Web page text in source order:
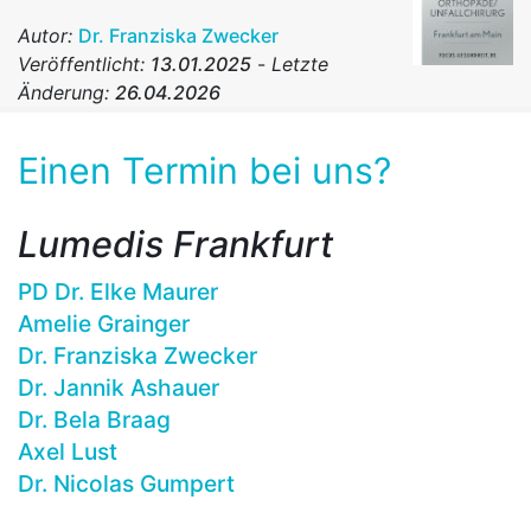
Autor: Dr. Franziska Zwecker
Veröffentlicht: 13.01.2025 - Letzte
Änderung: 26.04.2026
Einen Termin bei uns?
Lumedis Frankfurt
PD Dr. Elke Maurer
Amelie Grainger
Dr. Franziska Zwecker
Dr. Jannik Ashauer
Dr. Bela Braag
Axel Lust
Dr. Nicolas Gumpert